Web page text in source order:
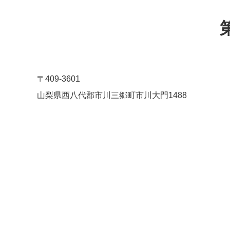
〒409-3601
山梨県西八代郡市川三郷町市川大門1488